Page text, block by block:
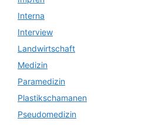
Interna
Interview
Landwirtschaft
Medizin
Paramedizin
Plastikschamanen
Pseudomedizin